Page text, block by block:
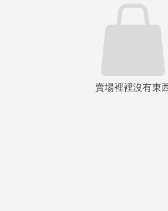
賣場裡裡沒有東